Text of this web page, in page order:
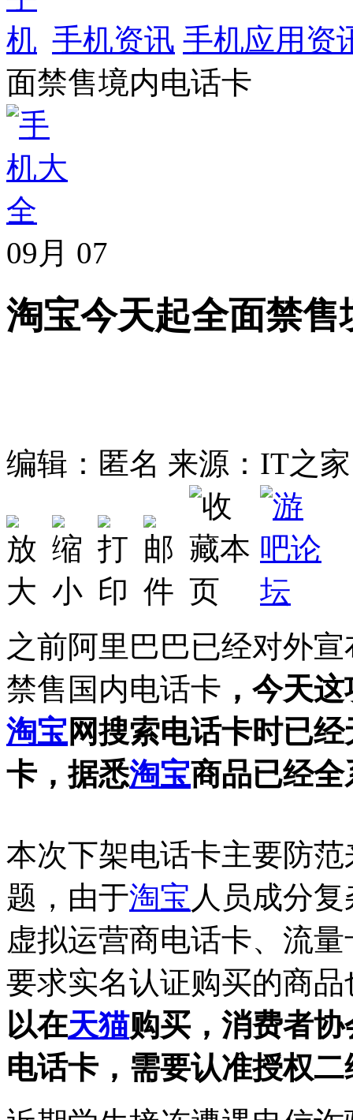
手机资讯 手机应用资
面禁售境内电话卡
09月 07
淘宝今天起全面禁售
编辑：匿名 来源：IT之家
之前阿里巴巴已经对外
禁售国内电话卡 ，今天
淘宝网搜索电话卡时已
卡，据悉淘宝商品已经
本次下架电话卡主要防
题，由于淘宝 人员成分
虚拟运营商电话卡、流量
要求实名认证购买的商
以在天猫购买，消费者
电话卡，需要认准授权